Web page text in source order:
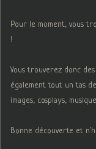
Pour le moment, vous
!
Vous trouverez donc des
également tout un tas
images, cosplays,
Bonne découverte et